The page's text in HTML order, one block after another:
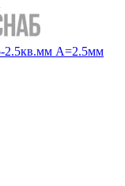
2.5кв.мм А=2.5мм